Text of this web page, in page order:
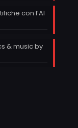
con l’AI
& music by